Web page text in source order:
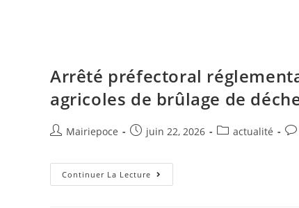
Arrêté préfectoral
agricoles de brûlage de
Mairiepoce juin 22, 2026 actualité
Continuer La Lecture